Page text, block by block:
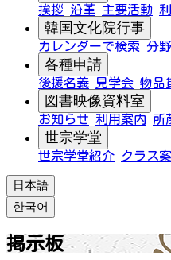
挨拶 沿革 主要活動
韓国文化院行事
カレンダーで検索 分
各種申請
後援名義 見学会 物品
図書映像資料室
お知らせ 利用案内 所
世宗学堂
世宗学堂紹介 クラス
日本語
한국어
掲示板